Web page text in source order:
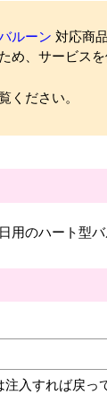
ルーン 対応商
、サービスを
ください。
のハート型バ
入すれば戻っ